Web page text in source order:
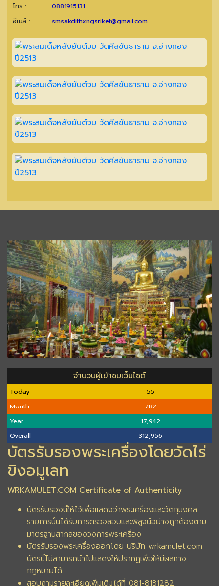
โทร :
0881915131
อีเมล์ :
smsakdithxngsriket@gmail.com
จำนวนผู้เข้าชมเว็บไซต์
Today
55
Month
782
Year
17,942
Overall
312,956
บัตรรับรองพระเครื่องโดยวัดไร่
ขิงอมูเลท
WRKAMULET.COM Certificate of Authenticity
บัตรรับรองนี้ให้ไว้เพื่อแสดงว่าพระเครื่องและวัตถุมงคล
รายการนั้นได้รับการตรวจสอบและพิสูจน์อย่างถูกต้องตาม
มาตรฐานสากลของวงการพระเครื่อง
บัตรรับรองพระเครื่องออกโดย บริษัท wrkamulet.com
บัตรนี้ไม่สามารถนำไปแสดงให้ปรากฏเพื่อให้มีผลทาง
กฎหมายได้
สอบถามรายละเอียดเพิ่มเติมได้ที่ 081-8181282